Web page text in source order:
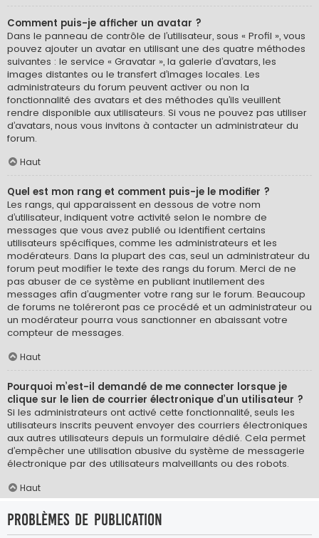
Comment puis-je afficher un avatar ?
Dans le panneau de contrôle de l’utilisateur, sous « Profil », vous
pouvez ajouter un avatar en utilisant une des quatre méthodes
suivantes : le service « Gravatar », la galerie d’avatars, les
images distantes ou le transfert d’images locales. Les
administrateurs du forum peuvent activer ou non la
fonctionnalité des avatars et des méthodes qu’ils veuillent
rendre disponible aux utilisateurs. Si vous ne pouvez pas utiliser
d’avatars, nous vous invitons à contacter un administrateur du
forum.
Haut
Quel est mon rang et comment puis-je le modifier ?
Les rangs, qui apparaissent en dessous de votre nom
d’utilisateur, indiquent votre activité selon le nombre de
messages que vous avez publié ou identifient certains
utilisateurs spécifiques, comme les administrateurs et les
modérateurs. Dans la plupart des cas, seul un administrateur du
forum peut modifier le texte des rangs du forum. Merci de ne
pas abuser de ce système en publiant inutilement des
messages afin d’augmenter votre rang sur le forum. Beaucoup
de forums ne toléreront pas ce procédé et un administrateur ou
un modérateur pourra vous sanctionner en abaissant votre
compteur de messages.
Haut
Pourquoi m’est-il demandé de me connecter lorsque je
clique sur le lien de courrier électronique d’un utilisateur ?
Si les administrateurs ont activé cette fonctionnalité, seuls les
utilisateurs inscrits peuvent envoyer des courriers électroniques
aux autres utilisateurs depuis un formulaire dédié. Cela permet
d’empêcher une utilisation abusive du système de messagerie
électronique par des utilisateurs malveillants ou des robots.
Haut
Problèmes de publication